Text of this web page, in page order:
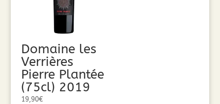
Domaine les
Verrières
Pierre Plantée
(75cl) 2019
19,90€